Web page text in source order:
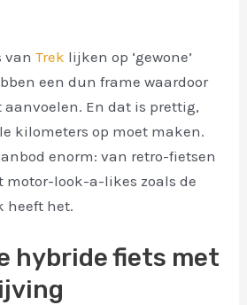
vanTrek lijken op ‘gewone’
een dun frame waardoor
En dat is prettig,
kilometers op moet maken.
enorm: van retro-fietsen
motor-look-a-likes zoals de
heeft het.
hybride fiets met